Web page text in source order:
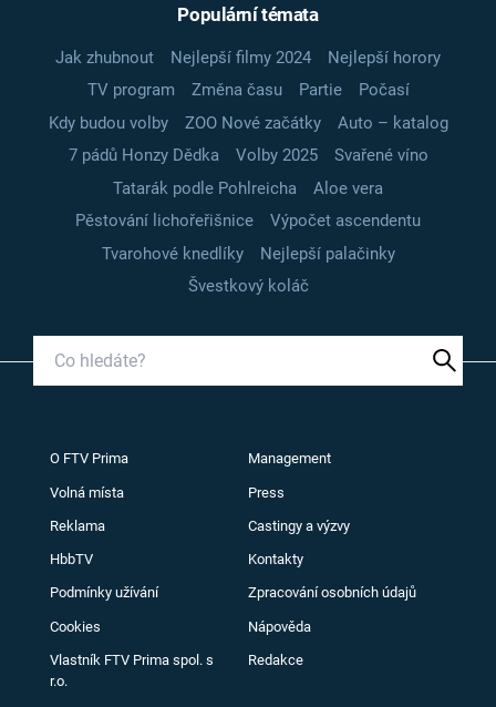
Populární témata
Jak zhubnout Nejlepší filmy 2024
Nejlepší horory
TV program
Změna času Partie
Počasí
Kdy budou volby
ZOO Nové začátky
Auto – katalog
7 pádů Honzy Dědka
Volby 2025
Svařené víno
Tatarák podle Pohlreicha
Aloe vera
Pěstování lichořeřišnice
Výpočet ascendentu
Tvarohové knedlíky
Nejlepší palačinky
Švestkový koláč
O FTV Prima Management
Volná místa Press
Reklama Castingy a výzvy
HbbTV Kontakty
Podmínky užívání Zpracování osobních údajů
Cookies Nápověda
Vlastník FTV Prima spol. s
r.o.
Redakce